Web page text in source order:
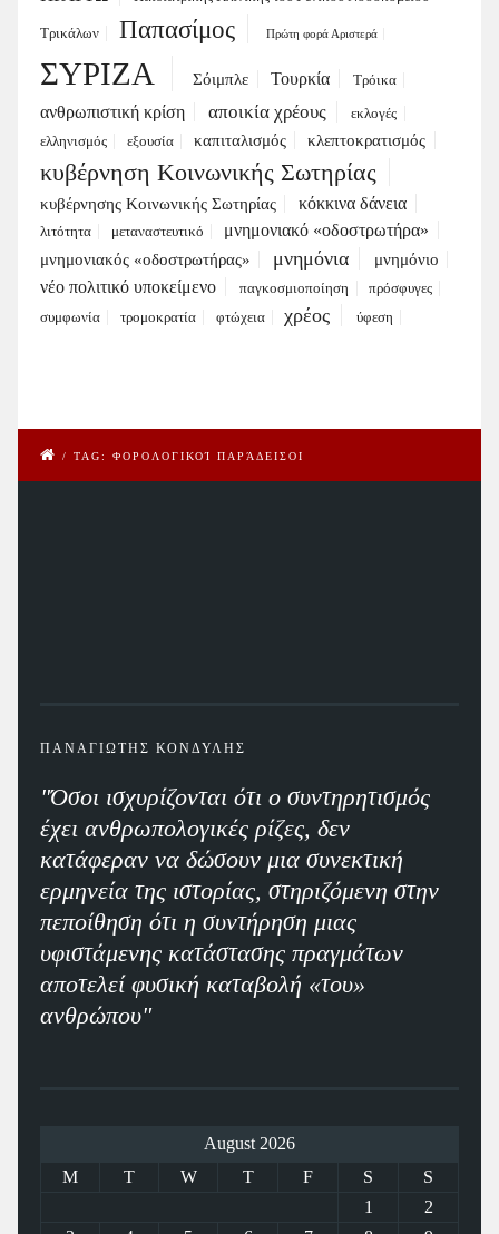
Τρικάλων Παπασίμος Πρώτη φορά Αριστερά
ΣΥΡΙΖΑ Σόιμπλε Τουρκία Τρόικα
ανθρωπιστική κρίση αποικία χρέους
εκλογές
ελληνισμός
εξουσία καπιταλισμός κλεπτοκρατισμός
κυβέρνηση Κοινωνικής Σωτηρίας
κυβέρνησης Κοινωνικής Σωτηρίας κόκκινα δάνεια
λιτότητα μεταναστευτικό μνημονιακό «οδοστρωτήρα»
μνημονιακός «οδοστρωτήρας» μνημόνια μνημόνιο
νέο πολιτικό υποκείμενο παγκοσμιοποίηση
πρόσφυγες
συμφωνία
τρομοκρατία φτώχεια χρέος ύφεση
/ TAG: ΦΟΡΟΛΟΓΙΚΟΊ ΠΑΡΆΔΕΙΣΟΙ
ΠΑΝΑΓΙΩΤΗΣ ΚΟΝΔΥΛΗΣ
"Όσοι ισχυρίζονται ότι ο συντηρητισμός
έχει ανθρωπολογικές ρίζες, δεν
κατάφεραν να δώσουν μια συνεκτική
ερμηνεία της ιστορίας, στηριζόμενη στην
πεποίθηση ότι η συντήρηση μιας
υφιστάμενης κατάστασης πραγμάτων
αποτελεί φυσική καταβολή «του»
ανθρώπου"
August 2026
M
T W T F S
S
1
2